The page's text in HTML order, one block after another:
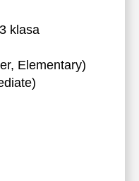
klasa
Elementary)